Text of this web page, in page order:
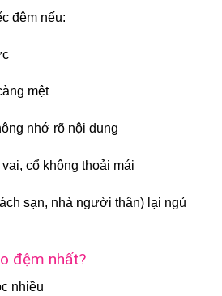
đệm nếu:
mệt
nhớ rõ nội dung
cổ không thoải mái
sạn, nhà người thân) lại ngủ
đệm nhất?
nhiều